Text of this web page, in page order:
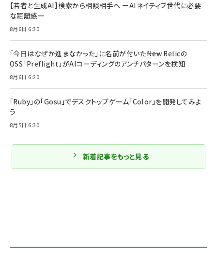
【若者と生成AI】検索から相談相手へ ーAIネイティブ世代に必要
な距離感ー
8月6日 6:30
「今日はなぜか進まなかった」に名前が付いた――New Relicの
OSS「Preflight」がAIコーディングのアンチパターンを検知
8月6日 6:20
「Ruby」の「Gosu」でデスクトップゲーム「Color」を開発してみよ
う
8月5日 6:30
新着記事をもっと見る